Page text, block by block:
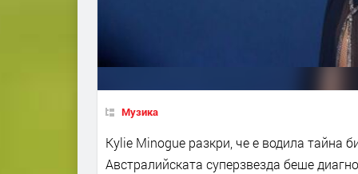
Музика
Kylie Minogue разкри, че е водила тайна
Австралийската суперзвезда беше